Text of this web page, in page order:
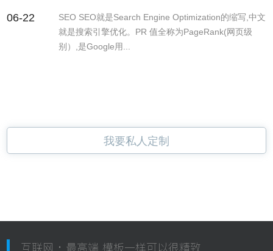
06-22
SEO SEO就是Search Engine Optimization的缩写,中文
就是搜索引擎优化。PR 值全称为PageRank(网页级
别）,是Google用...
我要私人定制
互联网 · 最高端 模板一样可以很精致